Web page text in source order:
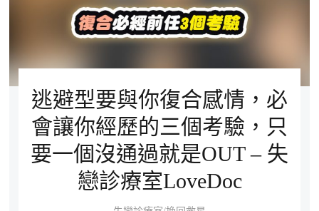
逃避型要與你復合感情，必
會讓你經歷的三個考驗，只
要一個沒通過就是OUT – 失
戀診療室LoveDoc